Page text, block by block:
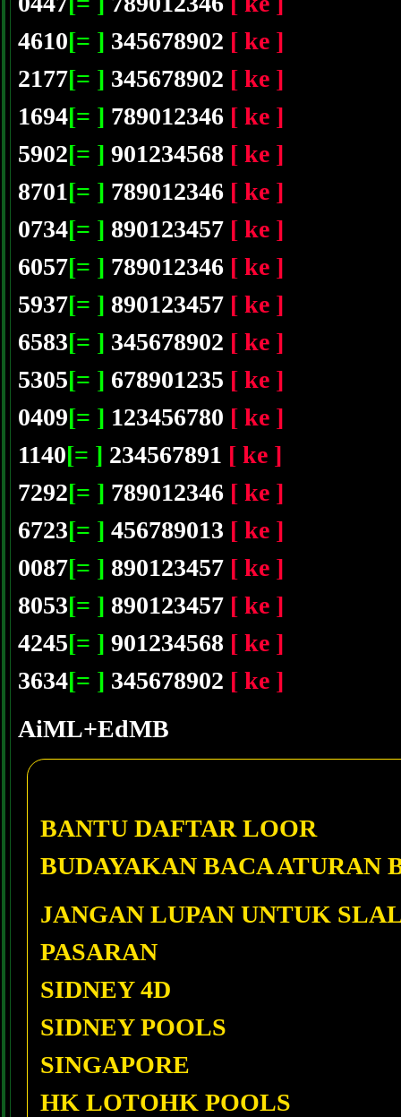
4610[= ] 345678902 [ ke ]
2177[= ] 345678902 [ ke ]
1694[= ] 789012346 [ ke ]
5902[= ] 901234568 [ ke ]
8701[= ] 789012346 [ ke ]
0734[= ] 890123457 [ ke ]
6057[= ] 789012346 [ ke ]
5937[= ] 890123457 [ ke ]
6583[= ] 345678902 [ ke ]
5305[= ] 678901235 [ ke ]
0409[= ] 123456780 [ ke ]
1140[= ] 234567891 [ ke ]
7292[= ] 789012346 [ ke ]
6723[= ] 456789013 [ ke ]
0087[= ] 890123457 [ ke ]
8053[= ] 890123457 [ ke ]
4245[= ] 901234568 [ ke ]
3634[= ] 345678902 [ ke ]
AiML+EdMB
BANTU DAFTAR LOOR
BUDAYAKAN BACA ATURAN
JANGAN LUPAN UNTUK
PASARAN
SIDNEY 4D
SIDNEY POOLS
SINGAPORE
HK LOTOHK POOLS